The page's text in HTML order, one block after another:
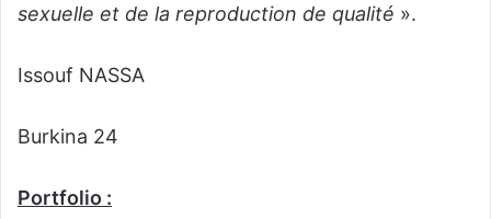
sexuelle et de la reproduction de qualité ».
Issouf NASSA
Burkina 24
Portfolio :